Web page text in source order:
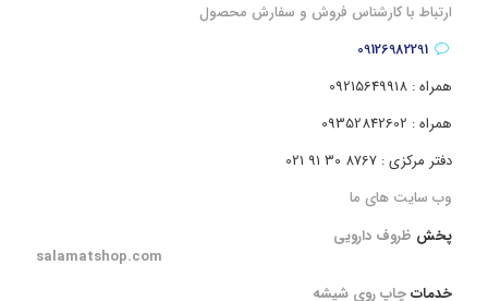
ارتباط با کارشناس فروش و سفارش محصول
09126982291
همراه : 09215649918
همراه : 09352842602
دفتر مرکزی : 8767 30 91 021
وب سایت های ما
پخش ظروف دارویی
salamatshop.com
خدماتچاپ روی شیشه